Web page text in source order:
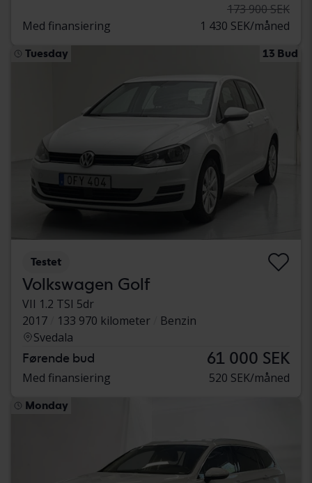
173 900 SEK
Med finansiering
1 430 SEK/måned
Tuesday 13 Bud
Testet
Volkswagen Golf
VII 1.2 TSI 5dr
2017
133 970 kilometer
Benzin
Svedala
Førende bud 61 000 SEK
Med finansiering 520 SEK/måned
Monday